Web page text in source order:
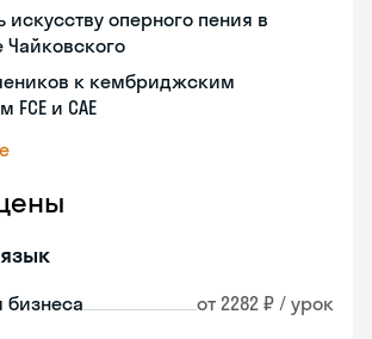
искусству оперного пения в
к кембриджским
и CAE
бизнеса от 2282 ₽ / урок